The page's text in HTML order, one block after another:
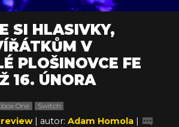
SI HLASIVKY,
V
PLOŠINOVCE FE
16. ÚNORA
One Switch
| autor: Adam Homola |